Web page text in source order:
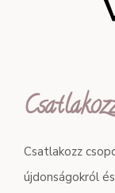
Csatlakozz
újdonságokról